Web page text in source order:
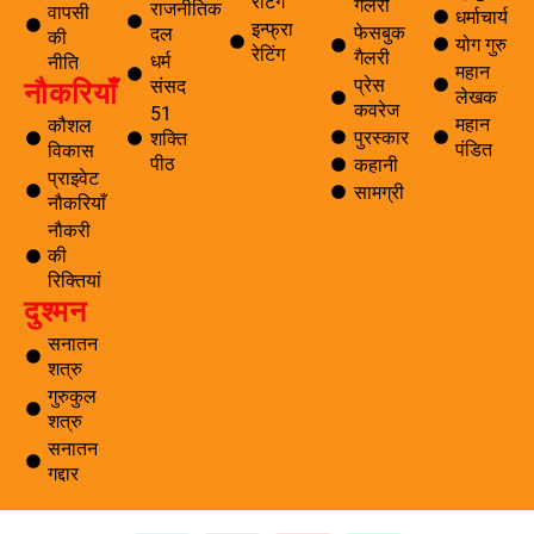
वापसी
की
नीति
नौकरियाँ
कौशल
विकास
प्राइवेट
नौकरियाँ
नौकरी
की
रिक्तियां
दुश्मन
सनातन
शत्रु
गुरुकुल
शत्रु
सनातन
गद्दार
राजनीतिक
दल
धर्म
संसद
51
शक्ति
पीठ
इन्फ्रा
रेटिंग
गैलरी
फेसबुक
गैलरी
प्रेस
कवरेज
पुरस्कार
कहानी
सामग्री
धर्माचार्य
योग गुरु
महान
लेखक
महान
पंडित